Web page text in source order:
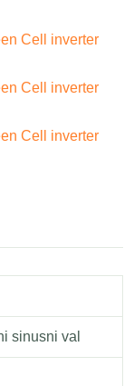
Cell inverter
Cell inverter
Cell inverter
sinusni val